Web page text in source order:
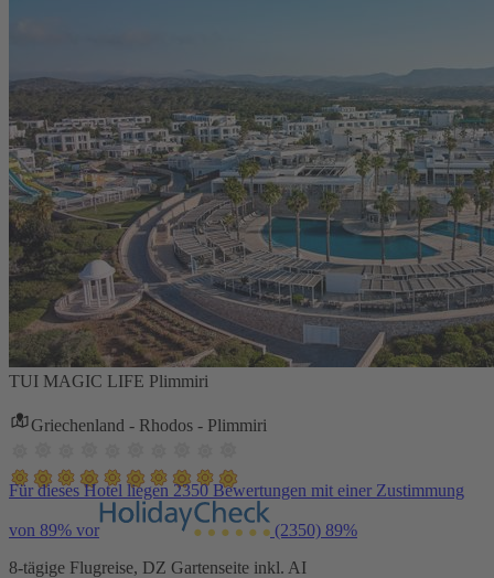
TUI MAGIC LIFE Plimmiri
Griechenland - Rhodos - Plimmiri
Für dieses Hotel liegen 2350 Bewertungen mit einer Zustimmung
von 89% vor (2350) 89%
8-tägige Flugreise, DZ Gartenseite inkl. AI